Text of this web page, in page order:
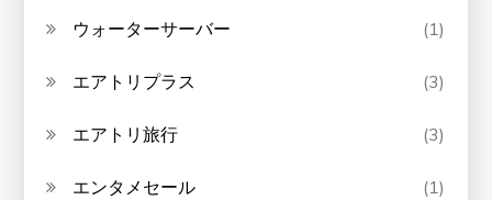
ウォーターサーバー (1)
エアトリプラス (3)
エアトリ旅行 (3)
エンタメセール (1)